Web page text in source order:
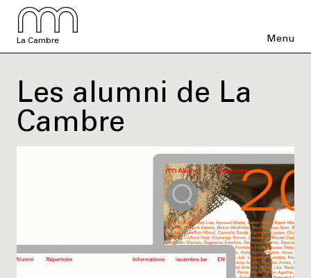
La Cambre Menu
Les alumni de La
Cambre